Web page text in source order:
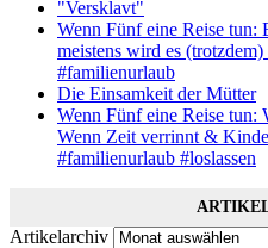
"Versklavt"
Wenn Fünf eine Reise tun:
meistens wird es
#familienurlaub
Die Einsamkeit der Mütter
Wenn Fünf eine Reise tun:
Wenn Zeit verrinnt &
#familienurlaub #loslassen
Artikelarchiv